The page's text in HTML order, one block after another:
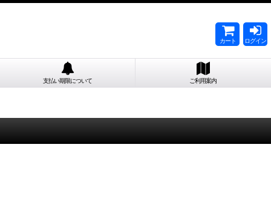
カート ログイン
支払い期限について ご利用案内